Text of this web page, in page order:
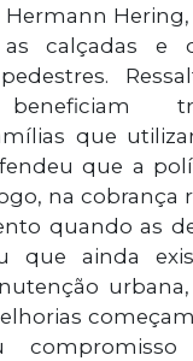
Hermann
calçadas e
que
que a
na cobrança
quando as
que ainda